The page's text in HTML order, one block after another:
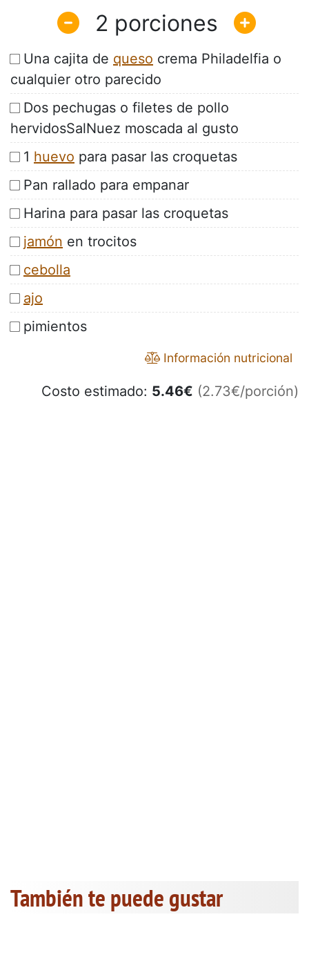
2
Una cajita de queso crema Philadelfia o
cualquier otro parecido
Dos pechugas o filetes de pollo
hervidosSalNuez moscada al gusto
1 huevo para pasar las croquetas
Pan rallado para empanar
Harina para pasar las croquetas
jamón en trocitos
cebolla
ajo
pimientos
Información nutricional
Costo estimado: 5.46€ (2.73€/porción)
También te puede gustar